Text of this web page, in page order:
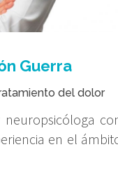
Guerra
del dolor
en el